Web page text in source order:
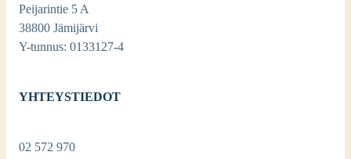
Peijarintie 5 A
38800 Jämijärvi
Y-tunnus: 0133127-4
YHTEYSTIEDOT
02 572 970